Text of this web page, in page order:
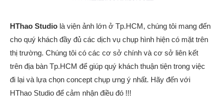
HThao Studio là viện ảnh lớn ở Tp.HCM, chúng tôi mang đến
cho quý khách đầy đủ các dịch vụ chụp hình hiện có mặt trên
thị trường. Chúng tôi có các cơ sở chính và cơ sở liên kết
trên địa bàn Tp.HCM để giúp quý khách thuận tiện trong việc
đi lại và lựa chọn concept chụp ưng ý nhất. Hãy đến với
HThao Studio để cảm nhận điều đó !!!